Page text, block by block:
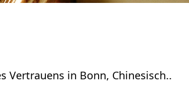
Vertrauens in Bonn, Chinesisch..